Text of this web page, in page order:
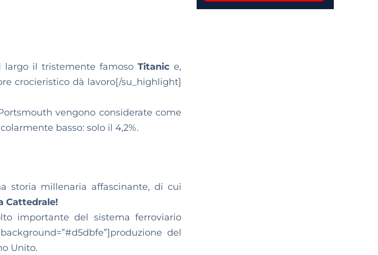
largo il tristemente famosoTitanic e,
crocieristico dà lavoro[/su_highlight]
vengono considerate come
basso: solo il 4,2%.
storia millenaria affascinante, di cui
Cattedrale!
importante del sistema ferroviario
del
Unito.